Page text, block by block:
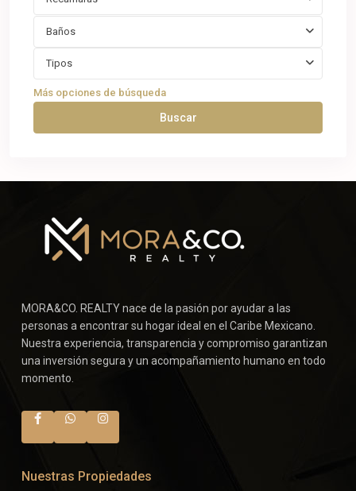
Baños
Tipos
Más opciones de búsqueda
Buscar
MORA&CO. REALTY nace de la pasión por ayudar a las
personas a encontrar su hogar ideal en el Caribe Mexicano.
Nuestra experiencia, transparencia y compromiso garantizan
una inversión segura y un acompañamiento humano en todo
momento.
Nuestras Propiedades